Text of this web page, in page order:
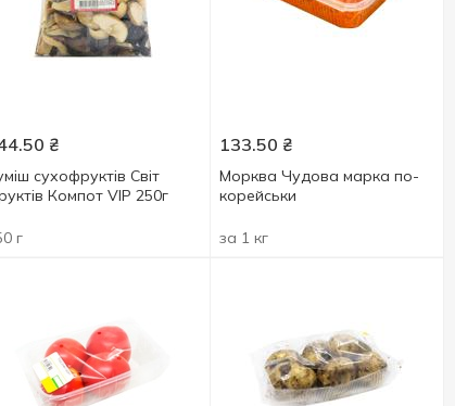
₴
сухофруктів Світ
Компот VIP 250г
г
133.50 ₴
Морква Чудова марка по-
корейськи
за 1 кг